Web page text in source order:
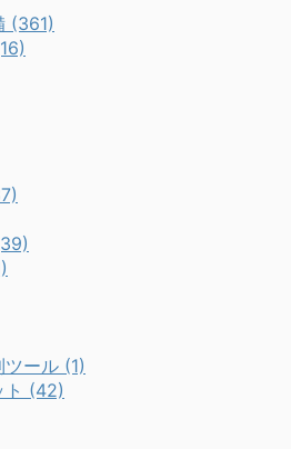
(361)
ール (1)
ト (42)